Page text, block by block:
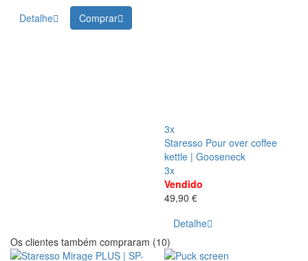
Detalhe
Comprar
3x
Staresso Pour over coffee
kettle | Gooseneck
3x
Vendido
49,90 €
Detalhe
Os clientes também compraram (10)